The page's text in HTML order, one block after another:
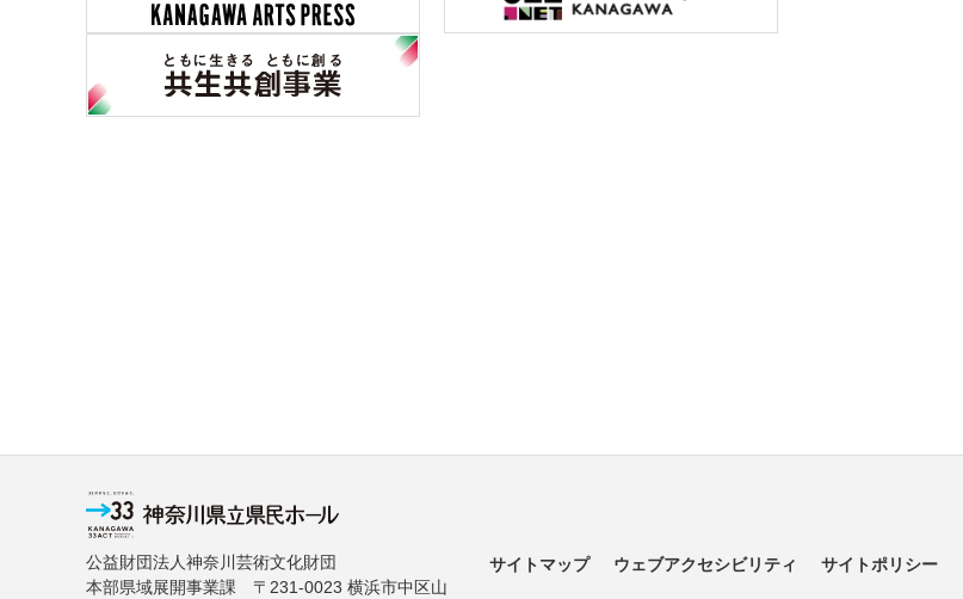
公益財団法人神奈川芸術文化財団
本部県域展開事業課 〒231-0023 横浜市中区山
サイトマップ ウェブアクセシビリティ サイトポリシー